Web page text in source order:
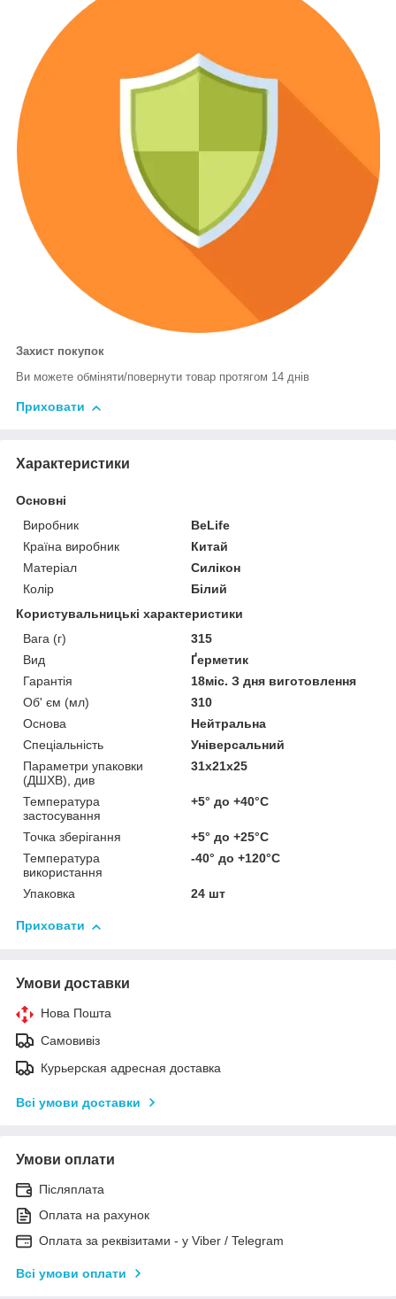
Захист покупок
Ви можете обміняти/повернути товар протягом 14 днів
Приховати
Характеристики
Основні
Виробник
BeLife
Країна виробник
Китай
Матеріал
Силікон
Колір
Білий
Користувальницькі характеристики
Вага (г)
315
Вид
Ґерметик
Гарантія
18міс. З дня виготовлення
Об' єм (мл)
310
Основа
Нейтральна
Спеціальність
Універсальний
Параметри упаковки
(ДШХВ), див
31х21х25
Температура
застосування
+5° до +40°С
Точка зберігання
+5° до +25°С
Температура
використання
-40° до +120°С
Упаковка 24 шт
Приховати
Умови доставки
Нова Пошта
Самовивіз
Курьерская адресная доставка
Всі умови доставки
Умови оплати
Післяплата
Оплата на рахунок
Оплата за реквізитами - у Viber / Telegram
Всі умови оплати